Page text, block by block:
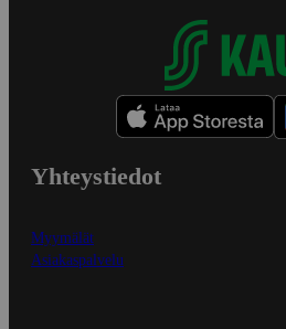
Yhteystiedot
Myymälät
Asiakaspalvelu